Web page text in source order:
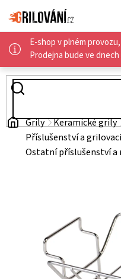
na
obsah
E-shop v plném
Prodejna bude ve dnech
AKČNÍ
NABÍDKA
WEBER
PŘÍSLUŠENSTVÍ
Domů
Grily
Keramické grily
Příslušenství a
Ostatní příslušenství a